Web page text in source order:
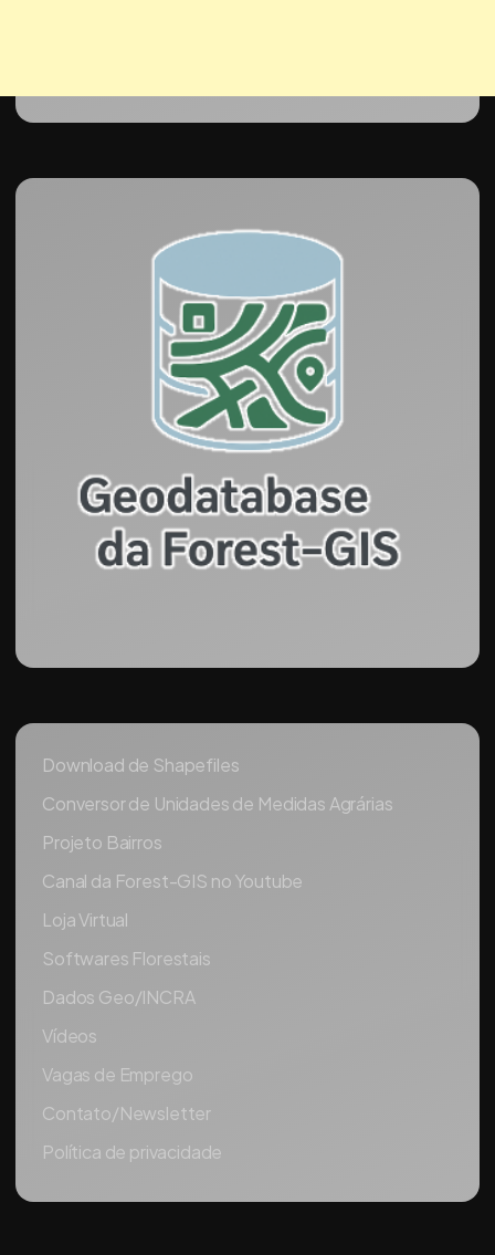
Download de Shapefiles
Conversor de Unidades de Medidas Agrárias
Projeto Bairros
Canal da Forest-GIS no Youtube
Loja Virtual
Softwares Florestais
Dados Geo/INCRA
Vídeos
Vagas de Emprego
Contato/Newsletter
Política de privacidade